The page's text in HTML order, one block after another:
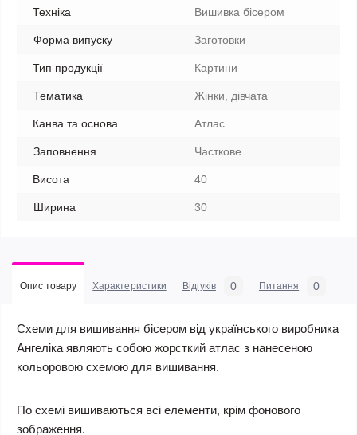
Техніка Вишивка бісером
Форма випуску Заготовки
Тип продукції Картини
Тематика Жінки, дівчата
Канва та основа Атлас
Заповнення Часткове
Висота 40
Ширина 30
Опис товару Характеристики Відгуків 0 Питання 0
Схеми для вишивання бісером від українського виробника
Ангеліка являють собою жорсткий атлас з нанесеною
кольоровою схемою для вишивання.
По схемі вишиваються всі елементи, крім фонового
зображення.